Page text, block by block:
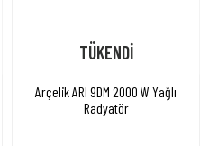
TÜKENDİ
Arçelik ARI 9DM 2000 W Yağlı
Radyatör